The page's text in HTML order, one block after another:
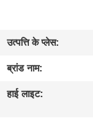
गुणवत्ता
नियंत्रण
उत्पत्ति के प्लेस:
ब्रांड नाम:
हाई लाइट: